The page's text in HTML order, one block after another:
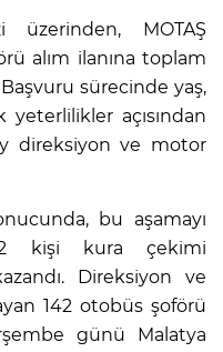
üzerinden, MOTAŞ
alım ilanına toplam
sürecinde yaş,
açısından
direksiyon ve motor
bu aşamayı
kişi kura çekimi
Direksiyon ve
142 otobüs şoförü
günü Malatya